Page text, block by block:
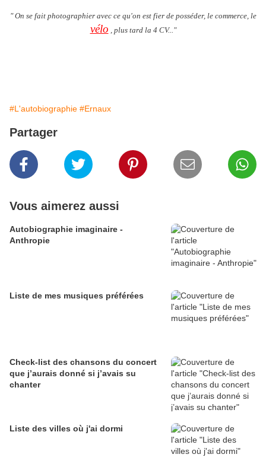
" On se fait photographier avec ce qu'on est fier de posséder, le commerce, le
vélo , plus tard la 4 CV..."
#L'autobiographie #Ernaux
Partager
Vous aimerez aussi
Autobiographie imaginaire -
Anthropie
Liste de mes musiques préférées
Check-list des chansons du concert
que j’aurais donné si j’avais su
chanter
Liste des villes où j'ai dormi